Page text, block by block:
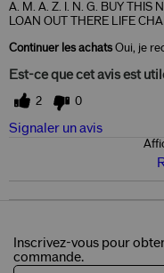
A. M. A. Z. I. N. G. BUY THIS
LOAN OUT THERE LIFE
Continuer les achatsOui, je
Est-ce que cet avis est
2 0
Signaler un avis
Inscrivez-vous pour
commande.